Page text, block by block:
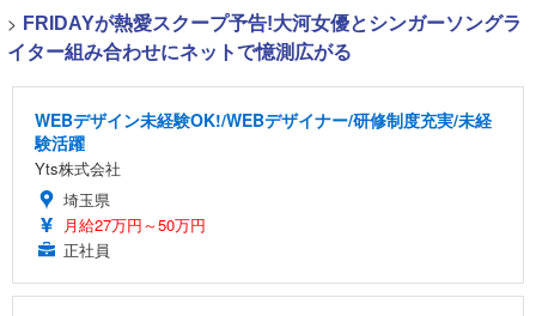
> FRIDAYが熱愛スクープ予告!大河女優とシンガーソングラ
イター組み合わせにネットで憶測広がる
WEBデザイン未経験OK!/WEBデザイナー/研修制度充実/未経
験活躍
Yts株式会社
埼玉県
月給27万円～50万円
正社員